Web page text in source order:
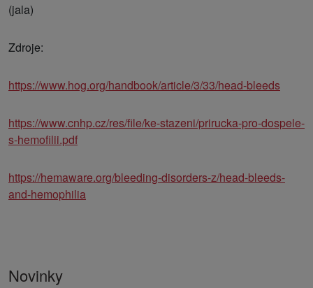
(jala)
Zdroje:
https://www.hog.org/handbook/article/3/33/head-bleeds
https://www.cnhp.cz/res/file/ke-stazeni/prirucka-pro-dospele-
s-hemofilii.pdf
https://hemaware.org/bleeding-disorders-z/head-bleeds-
and-hemophilia
Novinky